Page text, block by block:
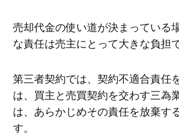
売却代金の使い道が決まっている
な責任は売主にとって大きな負担で
第三者契約では、契約不適合責任
は、買主と売買契約を交わす三為
は、あらかじめその責任を放棄す
す。